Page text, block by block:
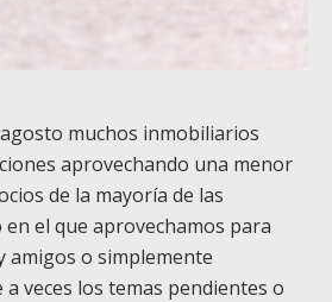
muchos inmobiliarios
aprovechando una menor
de la mayoría de las
el que aprovechamos para
amigos o simplemente
veces los temas pendientes o